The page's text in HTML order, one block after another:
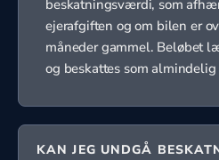
beskatningsværdi, som
ejerafgiften og om bilen er
måneder gammel. Beløbet
og beskattes som
KAN JEG UNDGÅ